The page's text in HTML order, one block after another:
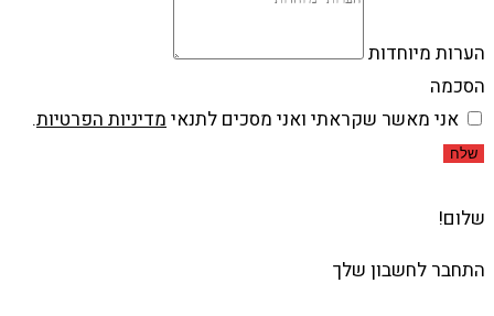
הערות מיוחדות
הסכמה
אני מאשר שקראתי ואני מסכים לתנאימדיניות הפרטיות.
שלח
שלום!
התחבר לחשבון שלך